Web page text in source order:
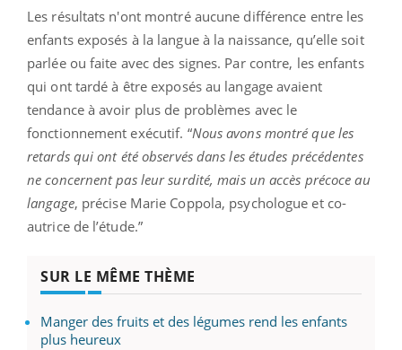
Les résultats n'ont montré aucune différence entre les
enfants exposés à la langue à la naissance, qu’elle soit
parlée ou faite avec des signes. Par contre, les enfants
qui ont tardé à être exposés au langage avaient
tendance à avoir plus de problèmes avec le
fonctionnement exécutif. “Nous avons montré que les
retards qui ont été observés dans les études précédentes
ne concernent pas leur surdité, mais un accès précoce au
langage, précise Marie Coppola, psychologue et co-
autrice de l’étude.”
SUR LE MÊME THÈME
Manger des fruits et des légumes rend les enfants
plus heureux